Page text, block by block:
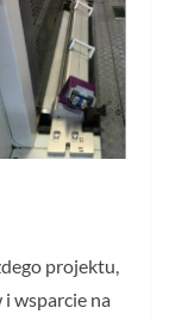
projektu,
wsparcie na